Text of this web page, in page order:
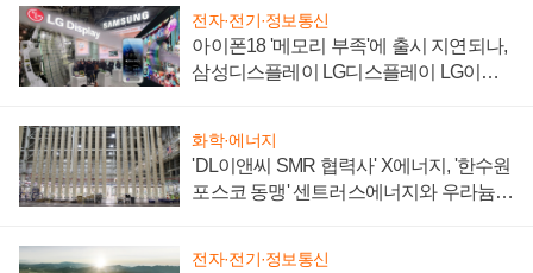
전자·전기·정보통신
아이폰18 '메모리 부족'에 출시 지연되나,
삼성디스플레이 LG디스플레이 LG이노
화학·에너지
'DL이앤씨 SMR 협력사' X에너지, '한수원
포스코 동맹' 센트러스에너지와 우라늄
전자·전기·정보통신